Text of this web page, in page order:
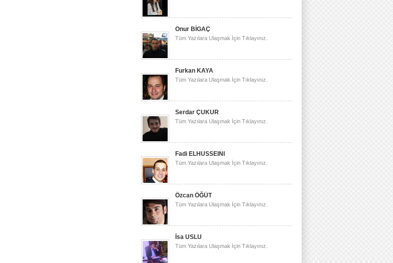
Onur BİGAÇ
Tüm Yazılara Ulaşmak İçin Tıklayınız.
Furkan KAYA
Tüm Yazılara Ulaşmak İçin Tıklayınız.
Serdar ÇUKUR
Tüm Yazılara Ulaşmak İçin Tıklayınız.
Fadi ELHUSSEINI
Tüm Yazılara Ulaşmak İçin Tıklayınız.
Özcan ÖĞÜT
Tüm Yazılara Ulaşmak İçin Tıklayınız.
İsa USLU
Tüm Yazılara Ulaşmak İçin Tıklayınız.